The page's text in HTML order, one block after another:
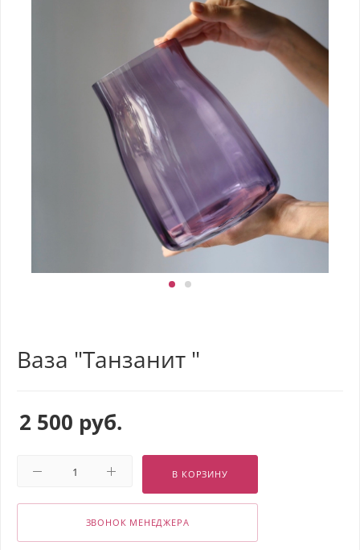
Ваза "Танзанит "
2 500 руб.
В КОРЗИНУ
ЗВОНОК МЕНЕДЖЕРА